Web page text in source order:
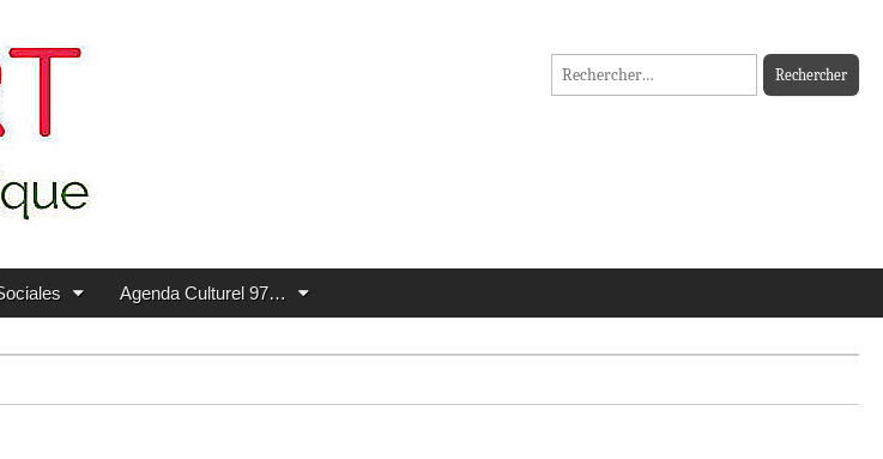
Rechercher :
Agenda Culturel 97…